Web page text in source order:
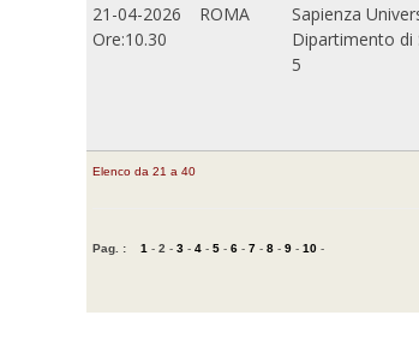
21-04-2026
Ore:10.30
ROMA
Sapienza
Dipartimento di
5
Elenco da 21 a 40
Pag. : 1 - 2 - 3 - 4 - 5 - 6 - 7 - 8 - 9 - 10 -